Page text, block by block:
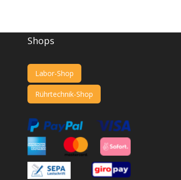
Shops
Labor-Shop
Rührtechnik-Shop